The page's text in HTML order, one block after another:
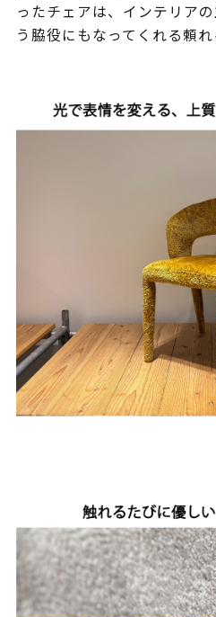
ったチェアは、インテリア
う脇役にもなってくれる頼れ